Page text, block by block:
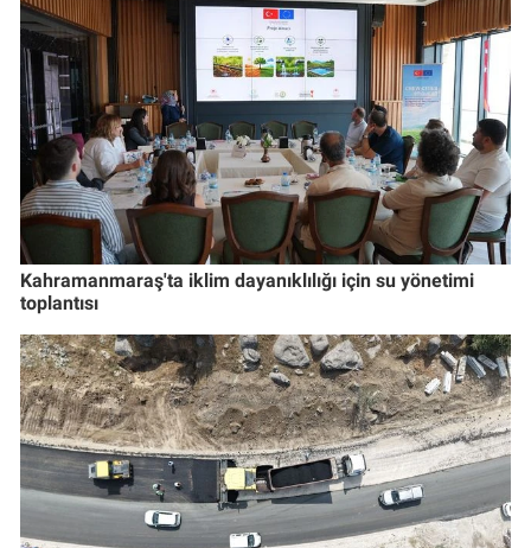
Kahramanmaraş'ta iklim dayanıklılığı için su yönetimi
toplantısı